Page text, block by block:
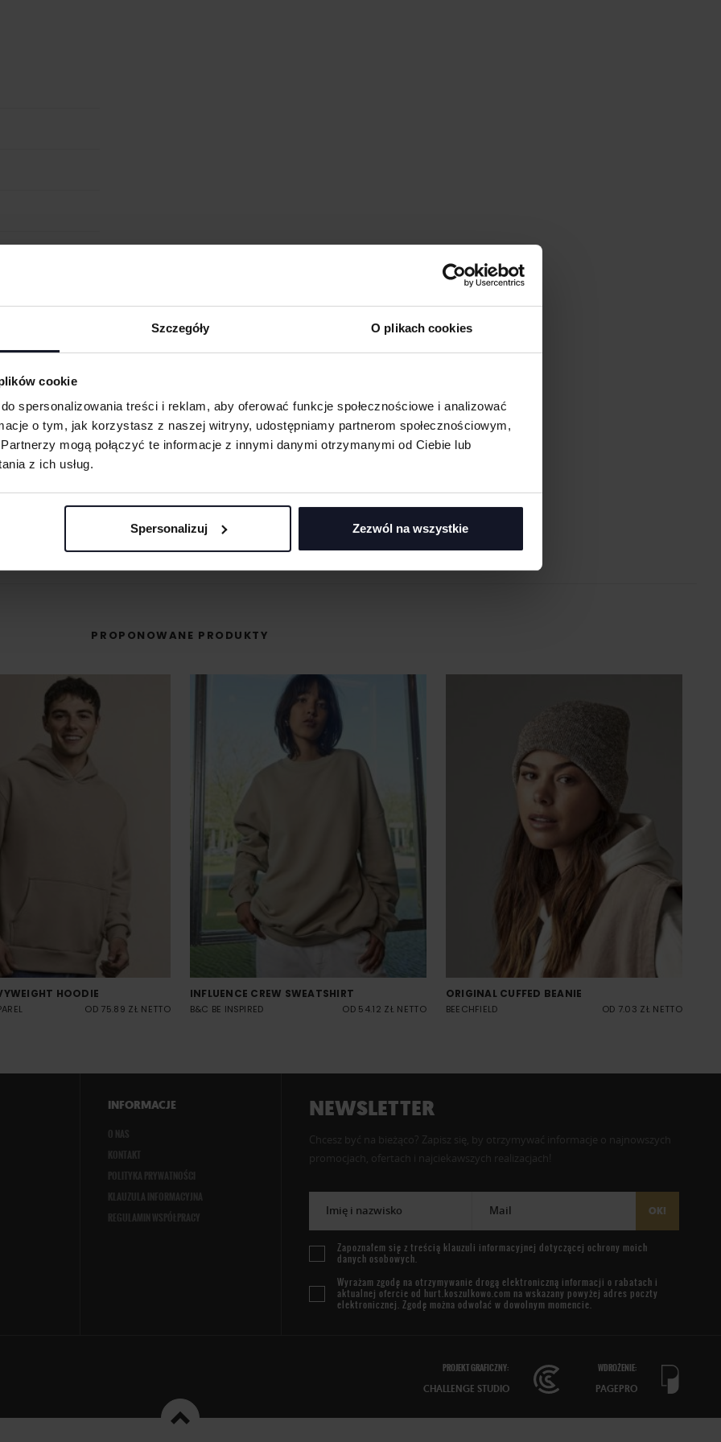
Szczegóły O plikach cookies
cookie
spersonalizowania treści i reklam, aby oferować funkcje społecznościowe i analizować
o tym, jak korzystasz z naszej witryny, udostępniamy partnerom społecznościowym,
mogą połączyć te informacje z innymi danymi otrzymanymi od Ciebie lub
z ich usług.
Spersonalizuj Zezwól na wszystkie
W wyniku
przy większych
merchu.
odzieży
na
MASZ PYTANIA? ZAPYTAJ SPECJALISTĘ
masz pytania odnośnie naszych produktów, zdobień lub współpracy, nasi
+48 733 904 144
ZAPYTANIA@KOSZULKOWO.COM
POPROŚ O WYCENĘ
PROPONOWANE PRODUKTY
HOODIE
OD 75.89 ZŁ NETTO
INFLUENCE CREW SWEATSHIRT
B&C BE INSPIRED OD 54.12 ZŁ NETTO
ORIGINAL CUFFED BEANIE
BEECHFIELD OD 7.03 ZŁ NETTO
INFORMACJE
O NAS
KONTAKT
POLITYKA PRYWATNOŚCI
KLAUZULA INFORMACYJNA
REGULAMIN WSPÓŁPRACY
NEWSLETTER
Chcesz być na bieżąco? Zapisz się, by otrzymywać informacje o najnowszych
promocjach, ofertach i najciekawszych realizacjach!
Imię i nazwisko Mail OK!
Zapoznałem się z treścią klauzuli informacyjnej dotyczącej ochrony moich
danych osobowych.
Wyrażam zgodę na otrzymywanie drogą elektroniczną informacji o rabatach i
aktualnej ofercie od hurt.koszulkowo.com na wskazany powyżej adres poczty
elektronicznej. Zgodę można odwołać w dowolnym momencie.
PROJEKT GRAFICZNY:
CHALLENGE STUDIO
WDROŻENIE:
PAGEPRO